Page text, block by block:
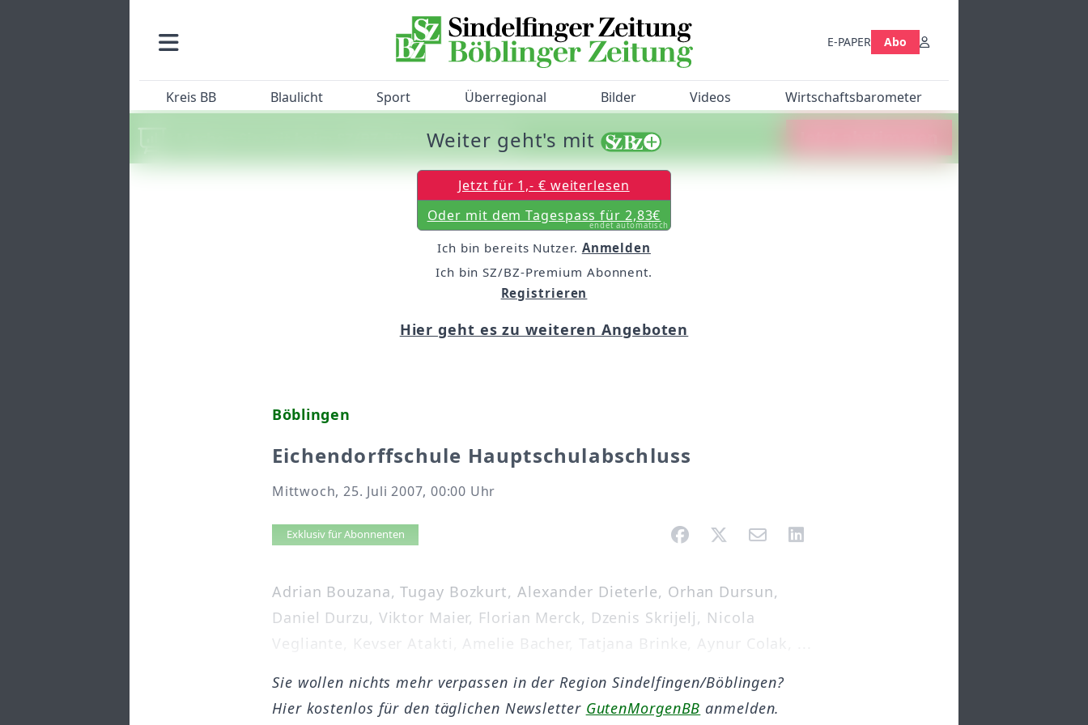
E-PAPER Abo
Kreis BB Blaulicht Sport Überregional Bilder Videos Wirtschaftsbarometer
Machen Sie mit beim SZ/BZ-Bürgerbarometer!
Böblingen
Eichendorffschule Hauptschulabschluss
Mittwoch, 25. Juli 2007, 00:00 Uhr
Artikel vorlesen
Exklusiv für Abonnenten
Adrian Bouzana, Tugay Bozkurt, Alexander Dieterle, Orhan Dursun,
Daniel Durzu, Viktor Maier, Florian Merck, Dzenis Skrijelj, Nicola
Vegliante, Kevser Atakti, Amelie Bacher, Tatjana Brinke, Aynur Colak, ...
Weiter geht's mit
Jetzt für 1,- € weiterlesen
Oder mit dem Tagespass für 2,83€
endet automatisch
Ich bin bereits Nutzer. Anmelden
Ich bin SZ/BZ-Premium Abonnent.
Registrieren
Hier geht es zu weiteren Angeboten
Sie wollen nichts mehr verpassen in der Region Sindelfingen/Böblingen?
Hier kostenlos für den täglichen Newsletter GutenMorgenBB anmelden.